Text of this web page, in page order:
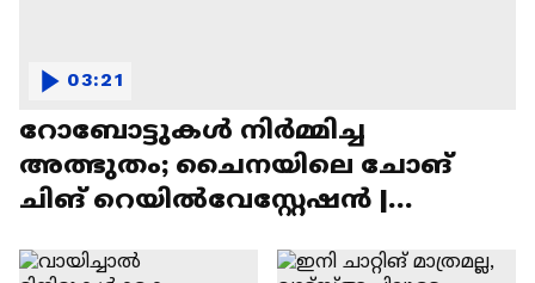
റോബോട്ടുകൾ നിർമ്മിച്ച
അത്ഭുതം; ചൈനയിലെ ചോങ്
ചിങ് റെയിൽവേസ്റ്റേഷൻ |
03:21